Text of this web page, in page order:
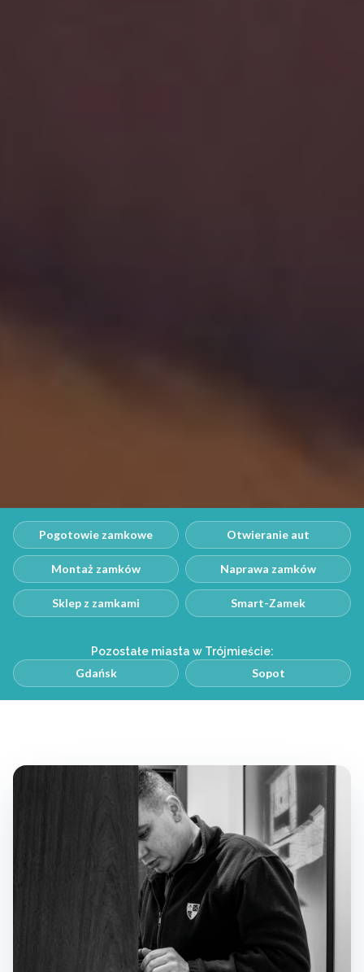
Pogotowie zamkowe Otwieranie aut
Montaż zamków Naprawa zamków
Sklep z zamkami Smart-Zamek
Pozostałe miasta w Trójmieście:
Gdańsk Sopot